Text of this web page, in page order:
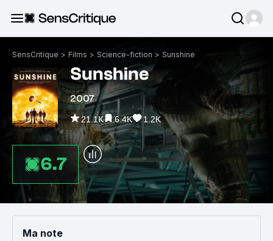
SensCritique > Films > Science-fiction > Sunshine
Sunshine
2007
21.1K 6.4K 1.2K
6.7
Ma note